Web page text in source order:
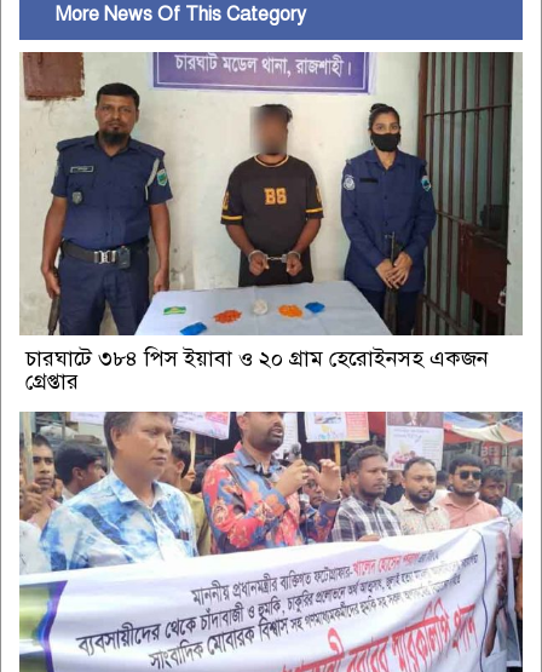
More News Of This Category
চারঘাটে ৩৮৪ পিস ইয়াবা ও ২০ গ্রাম হেরোইনসহ একজন
গ্রেপ্তার